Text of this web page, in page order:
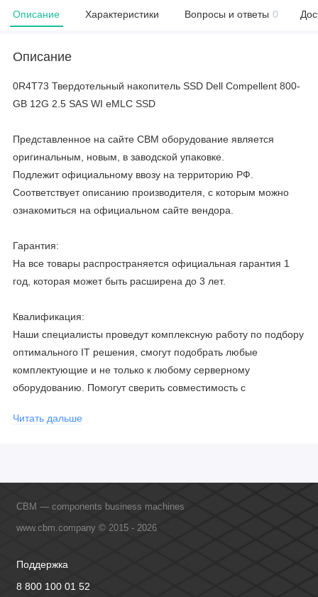
Описание Характеристики Вопросы и ответы 0
Описание
0R4T73 Твердотельный накопитель SSD Dell Compellent 800-
GB 12G 2.5 SAS WI eMLC SSD
Представленное на сайте CBM оборудование является
оригинальным, новым, в заводской упаковке.
Подлежит официальному ввозу на территорию РФ.
Соответствует описанию производителя, с которым можно
ознакомиться на официальном сайте вендора.
Гарантия:
На все товары распространяется официальная гарантия 1
год, которая может быть расширена до 3 лет.
Квалификация:
Наши специалисты проведут комплексную работу по подбору
оптимального IT решения, смогут подобрать любые
комплектующие и не только к любому серверному
оборудованию. Помогут сверить совместимость с
официальными производителями и проводим регулярное
Читать дальше
CBM — components business machines
www.cbm.company © 2015 - 2026
Поддержка
8 800 100 01 52